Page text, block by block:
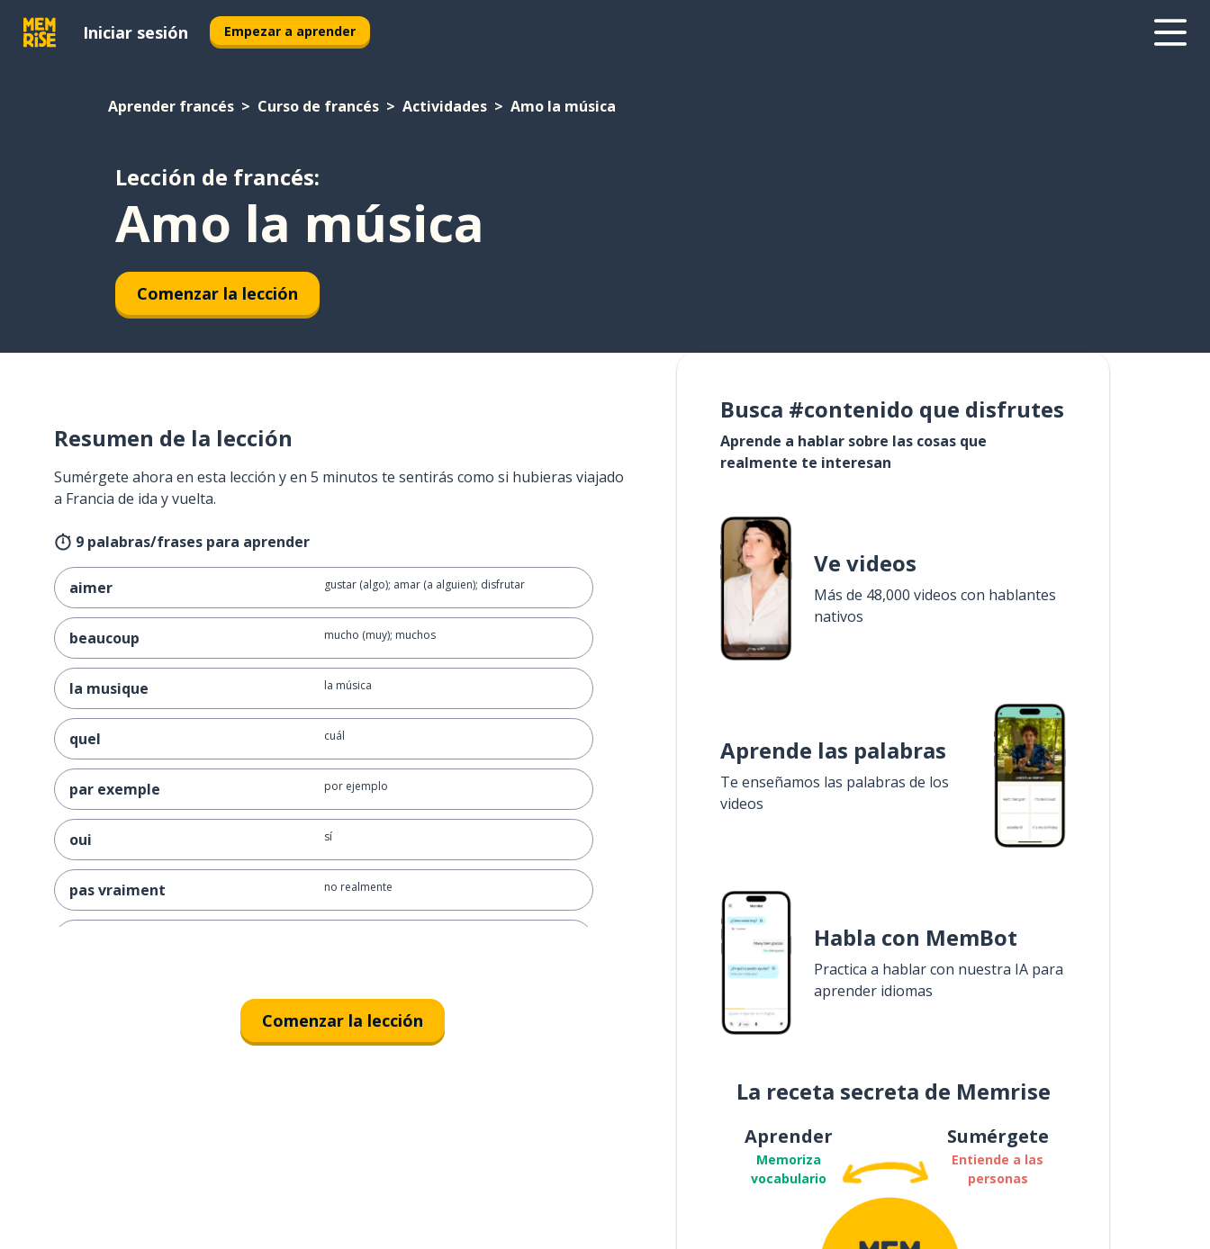
Iniciar sesión Empezar a aprender
Aprender francés Curso de francés Actividades Amo la música
Lección de francés:
Amo la música
Comenzar la lección
Resumen de la lección
Sumérgete ahora en esta lección y en 5 minutos te sentirás como si hubieras viajado
a Francia de ida y vuelta.
9 palabras/frases para aprender
aimer gustar (algo); amar (a alguien); disfrutar
beaucoup mucho (muy); muchos
la musique la música
quel cuál
par exemple por ejemplo
oui sí
pas vraiment no realmente
Comenzar la lección
Busca #contenido que disfrutes
Aprende a hablar sobre las cosas que
realmente te interesan
Ve videos
Más de 48,000 videos con hablantes
nativos
Aprende las palabras
Te enseñamos las palabras de los
videos
Habla con MemBot
Practica a hablar con nuestra IA para
aprender idiomas
La receta secreta de Memrise
Aprender
Memoriza
vocabulario
Sumérgete
Entiende a las
personas